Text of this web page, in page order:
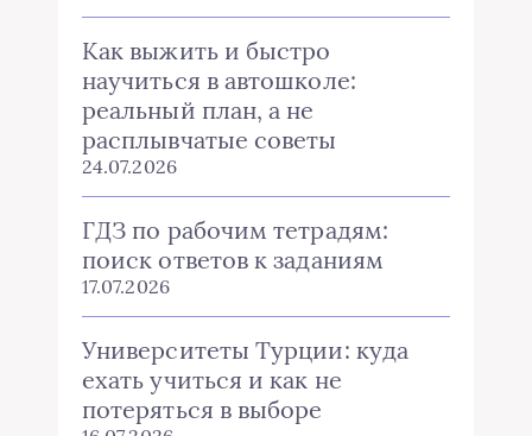
Как выжить и быстро
научиться в автошколе:
реальный план, а не
расплывчатые советы
24.07.2026
ГДЗ по рабочим тетрадям:
поиск ответов к заданиям
17.07.2026
Университеты Турции: куда
ехать учиться и как не
потеряться в выборе